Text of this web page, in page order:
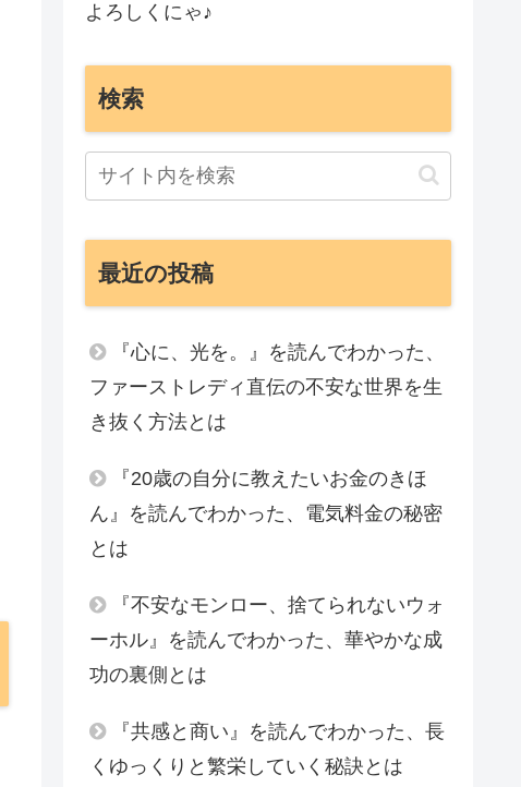
よろしくにゃ♪
検索
最近の投稿
『心に、光を。』を読んでわかった、
ファーストレディ直伝の不安な世界を生
き抜く方法とは
『20歳の自分に教えたいお金のきほ
ん』を読んでわかった、電気料金の秘密
とは
『不安なモンロー、捨てられないウォ
ーホル』を読んでわかった、華やかな成
功の裏側とは
『共感と商い』を読んでわかった、長
くゆっくりと繁栄していく秘訣とは